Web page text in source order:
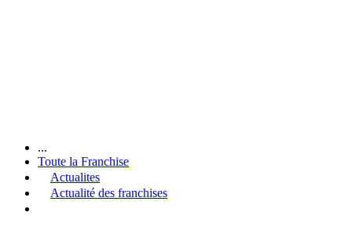
...
Toute la Franchise
Actualites
Actualité des franchises